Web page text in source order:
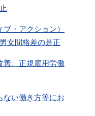
・アクション）
女間格差の是正
、正規雇用労働
い働き方等にお